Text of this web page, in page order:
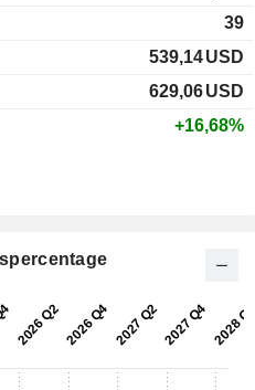
39
539,14USD
629,06USD
+16,68%